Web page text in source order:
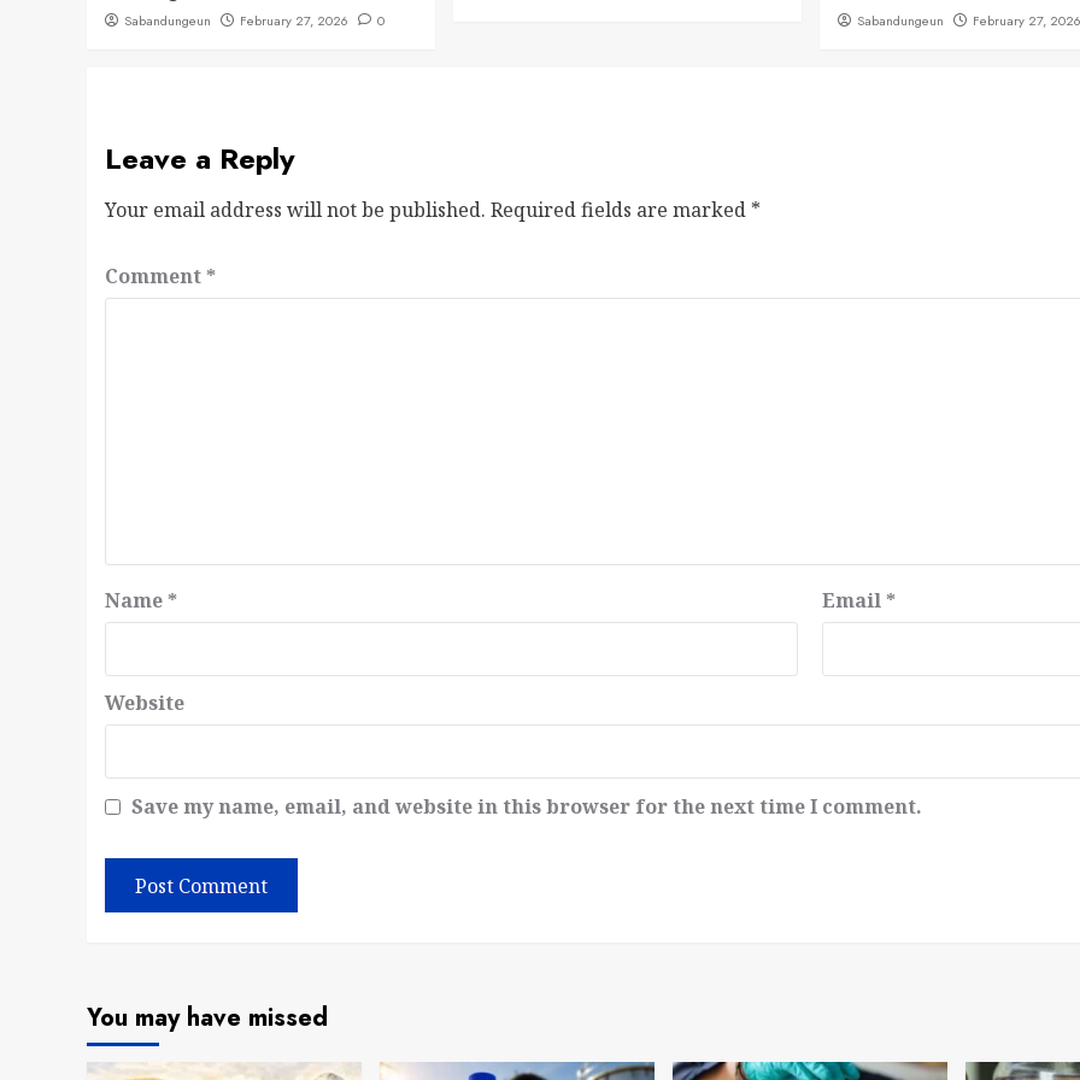
Sabandungeun February 27, 2026 0 Sabandungeun February 27, 2026
Leave a Reply
Your email address will not be published. Required fields are marked *
Comment *
Name * Email *
Website
Save my name, email, and website in this browser for the next time I comment.
You may have missed